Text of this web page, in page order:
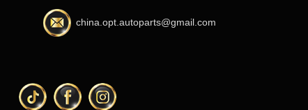
china.opt.autoparts@gmail.com